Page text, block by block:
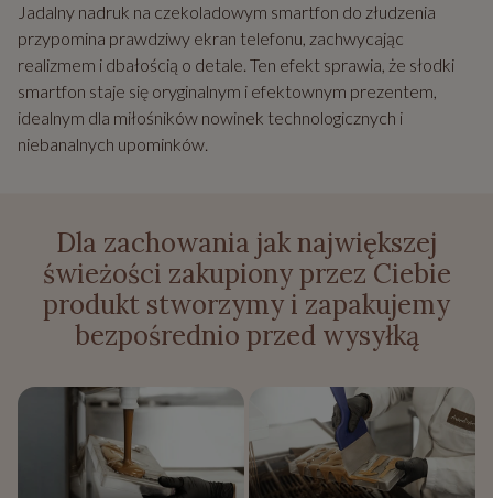
Jadalny nadruk na czekoladowym smartfon do złudzenia
przypomina prawdziwy ekran telefonu, zachwycając
realizmem i dbałością o detale. Ten efekt sprawia, że słodki
smartfon staje się oryginalnym i efektownym prezentem,
idealnym dla miłośników nowinek technologicznych i
niebanalnych upominków.
Dla zachowania jak największej
świeżości zakupiony przez Ciebie
produkt stworzymy i zapakujemy
bezpośrednio przed wysyłką